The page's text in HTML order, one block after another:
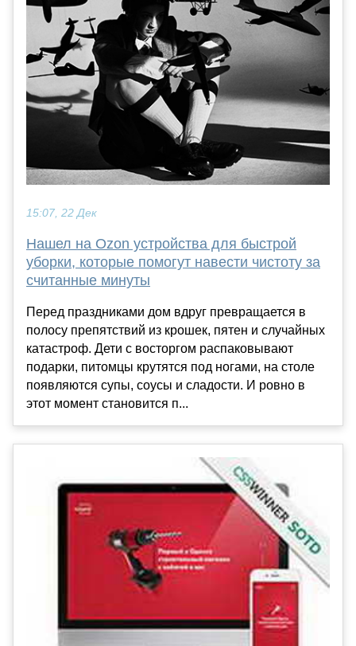
15:07, 22 Дек
Нашел на Ozon устройства для быстрой
уборки, которые помогут навести чистоту за
считанные минуты
Перед праздниками дом вдруг превращается в
полосу препятствий из крошек, пятен и случайных
катастроф. Дети с восторгом распаковывают
подарки, питомцы крутятся под ногами, на столе
появляются супы, соусы и сладости. И ровно в
этот момент становится п...